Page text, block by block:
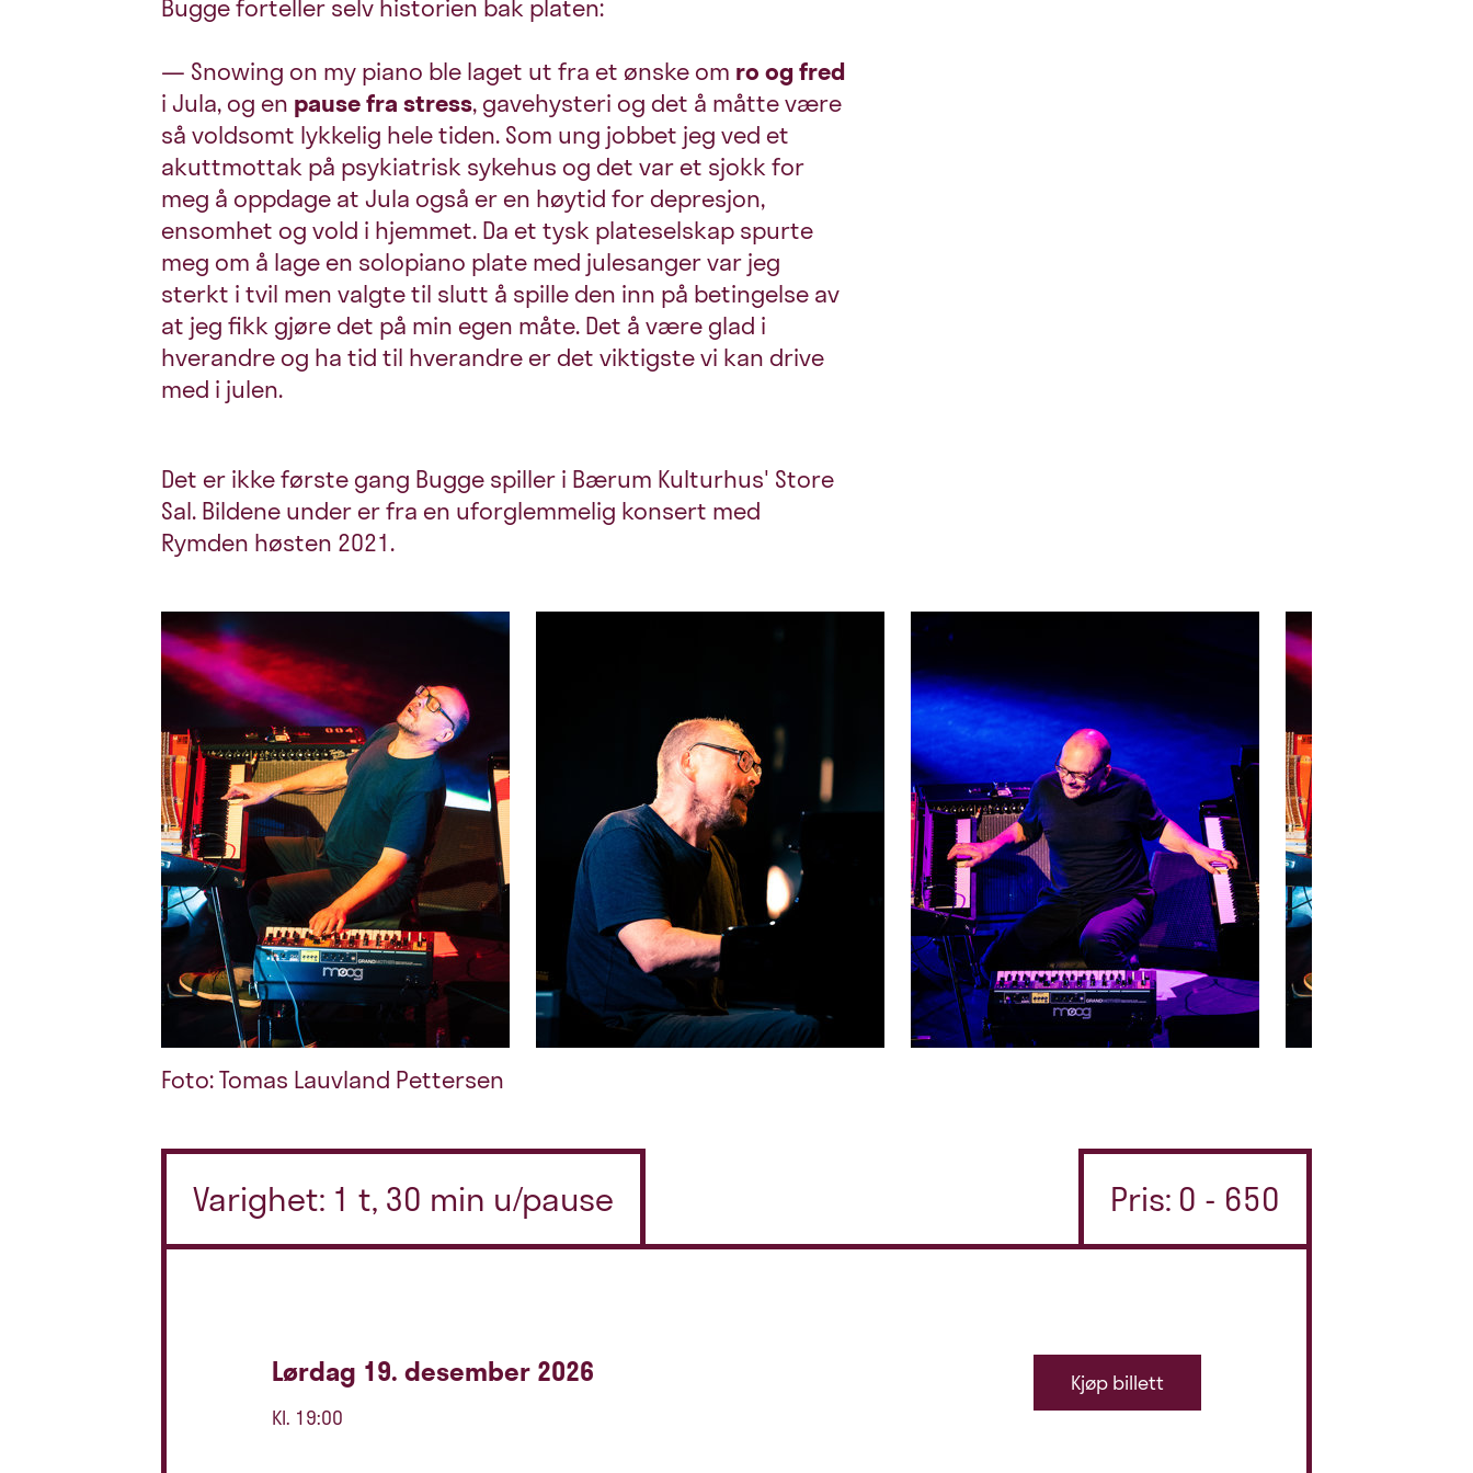
Bugge forteller selv historien bak platen:
— Snowing on my piano ble laget ut fra et ønske om ro og fred
i Jula, og en pause fra stress, gavehysteri og det å måtte være
så voldsomt lykkelig hele tiden. Som ung jobbet jeg ved et
akuttmottak på psykiatrisk sykehus og det var et sjokk for
meg å oppdage at Jula også er en høytid for depresjon,
ensomhet og vold i hjemmet. Da et tysk plateselskap spurte
meg om å lage en solopiano plate med julesanger var jeg
sterkt i tvil men valgte til slutt å spille den inn på betingelse av
at jeg fikk gjøre det på min egen måte. Det å være glad i
hverandre og ha tid til hverandre er det viktigste vi kan drive
med i julen.
Det er ikke første gang Bugge spiller i Bærum Kulturhus' Store
Sal. Bildene under er fra en uforglemmelig konsert med
Rymden høsten 2021.
Foto: Tomas Lauvland Pettersen
Pris: 0 - 650
Varighet: 1 t, 30 min u/pause
Lørdag 19. desember 2026
Kl. 19:00
Kjøp billett